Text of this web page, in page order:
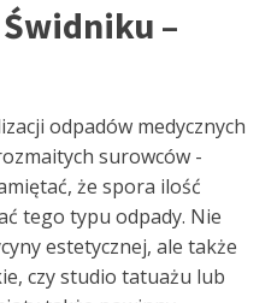
–
odpadów medycznych
surowców -
że spora ilość
tego typu odpady. Nie
estetycznej, ale także
czy studio tatuażu lub